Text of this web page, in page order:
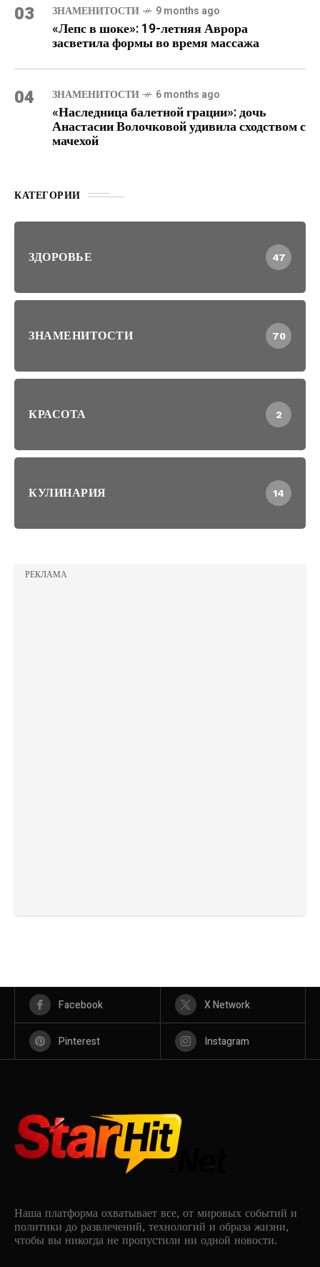
03 ЗНАМЕНИТОСТИ 9 months ago
«Лепс в шоке»: 19-летняя Аврора
засветила формы во время массажа
04 ЗНАМЕНИТОСТИ 6 months ago
«Наследница балетной грации»: дочь
Анастасии Волочковой удивила сходством с
мачехой
КАТЕГОРИИ
ЗДОРОВЬЕ 47
ЗНАМЕНИТОСТИ 70
КРАСОТА 2
КУЛИНАРИЯ 14
РЕКЛАМА
Facebook X Network
Pinterest Instagram
Наша платформа охватывает все, от мировых событий и
политики до развлечений, технологий и образа жизни,
чтобы вы никогда не пропустили ни одной новости.